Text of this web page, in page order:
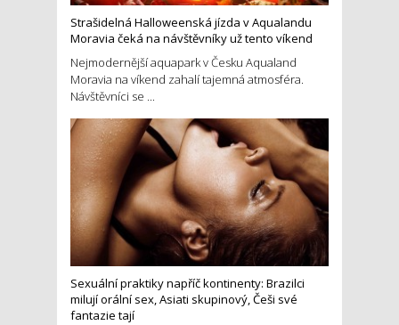
Strašidelná Halloweenská jízda v Aqualandu
Moravia čeká na návštěvníky už tento víkend
Nejmodernější aquapark v Česku Aqualand
Moravia na víkend zahalí tajemná atmosféra.
Návštěvníci se ...
Sexuální praktiky napříč kontinenty: Brazilci
milují orální sex, Asiati skupinový, Češi své
fantazie tají